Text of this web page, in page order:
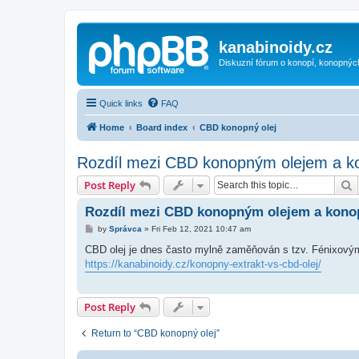
kanabinoidy.cz
Diskuzní fórum o konopí,
Quick links FAQ
Home Board index CBD konopný olej
Rozdíl mezi CBD konopným olejem a
Post Reply
Rozdíl mezi CBD konopným olejem a
P
s
by Správca » Fri Feb 12, 2021 10:47 am
CBD olej je dnes často mylně zaměňován s tzv.
https://kanabinoidy.cz/konopny-extrakt-vs-cbd-olej/
Post Reply
Return to “CBD konopný olej”